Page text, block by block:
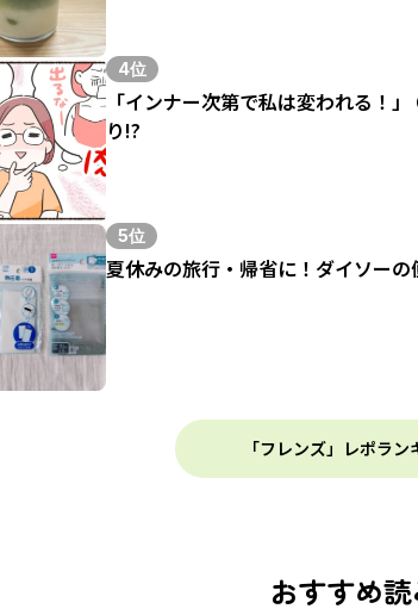
4位
「インナー次第で私は変われる！
り!?
5位
夏休みの旅行・帰省に！ダイソー
「フレンズ」レポラ
おすすめ